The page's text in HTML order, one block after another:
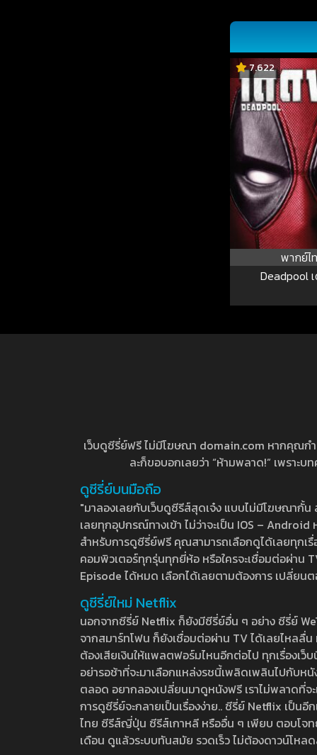
7.622
พากย์ไ
Deadpool
เว็บดูซีรี่ย์ฟรี ไม่มีโฆษณา domain.com หากคุณก
ละก็ขอบอกเลยว่า “ห้ามพลาด!” เพราะ
ดูซีรี่ย์บนมือถือ
"มาลองเลยกับเว็บดูซีรีส์สุดเจ๋ง แบบไม่มีโฆษณากั้
เลยทุกอุปกรณ์ทางเข้า ไม่ว่าจะเป็น IOS –
สำหรับการดูซีรี่ย์ฟรี คุณสามารถเลือกดูได้เลยทุกเ
คอมพิวเตอร์ทุกรุ่นทุกยี่ห้อ หรือใครจะเชื่อมต่อผ่าน
Episode ได้หมด เลือกได้เลยตามต้องการ เปลี่ยน
ดูซีรี่ย์ใหม่ Netflix
นอกจากซีรี่ย์ Netflix ก็ยังมีซีรี่ย์อื่น ๆ อย่าง ซีรี่ย์
จากสมาร์ทโฟน ก็ยังเชื่อมต่อผ่าน TV ได้เลยไหลลื่
ต้องเสียเงินให้แพลตฟอร์มไหนอีกต่อไป ทุกเรื่องเว็
อย่ารอช้าที่จะมาเลือกแหล่งรชนี้เพลิดเพลินไปกับห
ตลอด อยากลองเปลี่ยนมาดูหนังฟรี เราไม่พลาดที่
การดูซีรี่ย์จะกลายเป็นเรื่องง่าย.. ซีรี่ย์ Netflix เป็น
ไทย ซีรีส์ญี่ปุ่น ซีรีส์เกาหลี หรืออื่น ๆ เพียบ ตอบโจท
เดือน ดูแล้วระบบทันสมัย รวดเร็ว ไม่ต้องดาวน์โห